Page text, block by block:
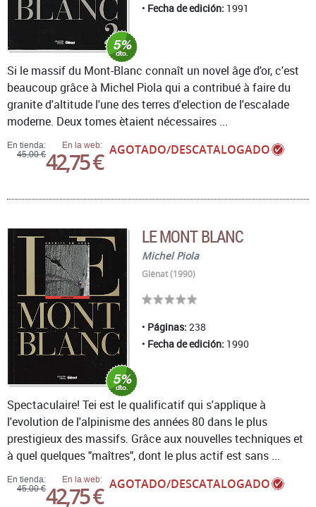
Fecha de edición: 1991
En tienda:
45,00 €
En la web:
42,75 € AGOTADO/DESCATALOGADO
Si le massif du Mont-Blanc connaît un novel âge d'or, c'est
beaucoup grâce à Michel Piola qui a contribué à faire du
granite d'altitude l'une des terres d'election de l'escalade
moderne. Deux tomes ètaient nécessaires ...
LE MONT BLANC
Michel Piola
Glénat (1990)
Páginas: 238
Fecha de edición: 1990
En tienda:
45,00 €
En la web:
42,75 € AGOTADO/DESCATALOGADO
Spectaculaire! Tei est le qualificatif qui s'applique à
l'evolution de l'alpinisme des années 80 dans le plus
prestigieux des massifs. Grâce aux nouvelles techniques et
à quel quelques "maîtres", dont le plus actif est sans ...